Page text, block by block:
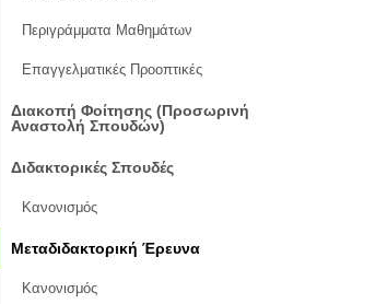
Περιγράμματα Μαθημάτων
Επαγγελματικές Προοπτικές
Διακοπή Φοίτησης (Προσωρινή
Αναστολή Σπουδών)
Διδακτορικές Σπουδές
Κανονισμός
Μεταδιδακτορική Έρευνα
Κανονισμός